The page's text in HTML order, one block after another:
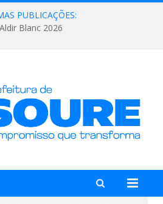
PUBLICAÇÕES:
Blanc 2026